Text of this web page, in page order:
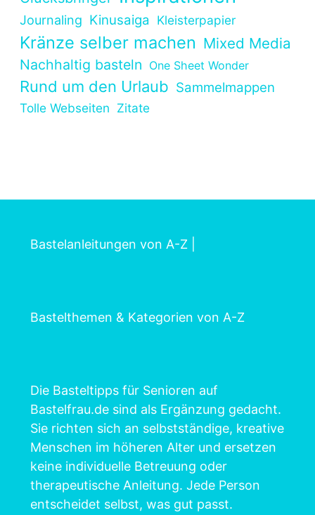
Journaling Kinusaiga Kleisterpapier
Kränze selber machen Mixed Media
Nachhaltig basteln One Sheet Wonder
Rund um den Urlaub Sammelmappen
Tolle Webseiten Zitate
Bastelanleitungen von A-Z
Bastelthemen & Kategorien von A-Z
Die Basteltipps für Senioren auf
Bastelfrau.de sind als Ergänzung gedacht.
Sie richten sich an selbstständige, kreative
Menschen im höheren Alter und ersetzen
keine individuelle Betreuung oder
therapeutische Anleitung. Jede Person
entscheidet selbst, was gut passt.